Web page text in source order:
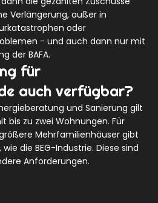
Verlängerung, außer in
oder
- und auch dann nur mit
der BAFA.
für
auch verfügbar?
und Sanierung gilt
bis zu zwei Wohnungen. Für
Mehrfamilienhäuser gibt
die BEG-Industrie. Diese sind
Anforderungen.